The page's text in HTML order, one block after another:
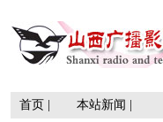
首页 本站新闻